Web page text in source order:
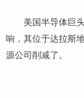
美国半导体巨头
响，其位于达拉斯
源公司削减了。